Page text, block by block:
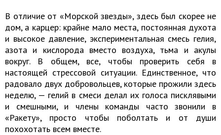
В отличие от «Морской звезды», здесь был скорее не
дом, а карцер: крайне мало места, постоянная духота
и высокое давление, экспериментальная смесь гелия,
азота и кислорода вместо воздуха, тьма и акулы
вокруг. В общем, все, чтобы проверить себя в
настоящей стрессовой ситуации. Единственное, что
радовало двух добровольцев, которые прожили здесь
неделю, — гелий в смеси делал их голоса писклявыми
и смешными, и члены команды часто звонили в
«Ракету», просто чтобы поболтать и от души
похохотать всем вместе.